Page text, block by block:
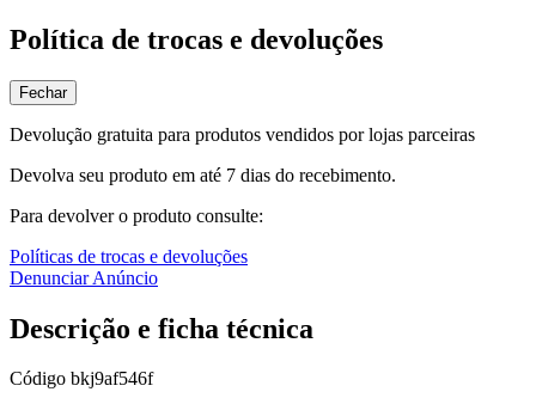
Política de trocas e devoluções
Fechar
Devolução gratuita para produtos vendidos por lojas parceiras
Devolva seu produto em até 7 dias do recebimento.
Para devolver o produto consulte:
Políticas de trocas e devoluções
Denunciar Anúncio
Descrição e ficha técnica
Código bkj9af546f